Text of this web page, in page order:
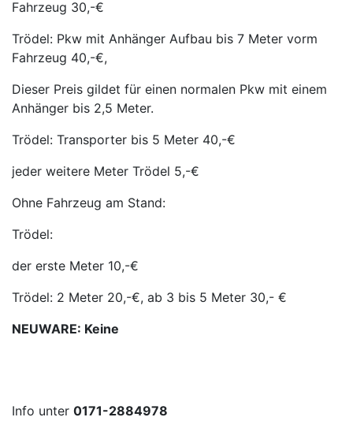
Fahrzeug 30,-€
Trödel: Pkw mit Anhänger Aufbau bis 7 Meter vorm
Fahrzeug 40,-€,
Dieser Preis gildet für einen normalen Pkw mit einem
Anhänger bis 2,5 Meter.
Trödel: Transporter bis 5 Meter 40,-€
jeder weitere Meter Trödel 5,-€
Ohne Fahrzeug am Stand:
Trödel:
der erste Meter 10,-€
Trödel: 2 Meter 20,-€, ab 3 bis 5 Meter 30,- €
NEUWARE: Keine
Info unter 0171-2884978